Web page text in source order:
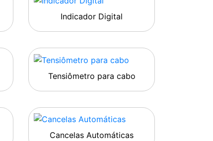
Indicador Digital
Tensiômetro para cabo
Cancelas Automáticas